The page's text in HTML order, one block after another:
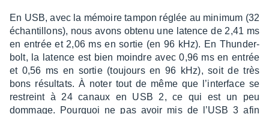
En USB, avec la mémoire tampon réglée au mini­mum (32
échan­tillons), nous avons obtenu une latence de 2,41 ms
en entrée et 2,06 ms en sortie (en 96 kHz). En Thun­der­
bolt, la latence est bien moindre avec 0,96 ms en entrée
et 0,56 ms en sortie (toujours en 96 kHz), soit de très
bons résul­tats. À noter tout de même que l’in­ter­face se
restreint à 24 canaux en USB 2, ce qui est un peu
dommage. Pourquoi ne pas avoir mis de l’USB 3 afin